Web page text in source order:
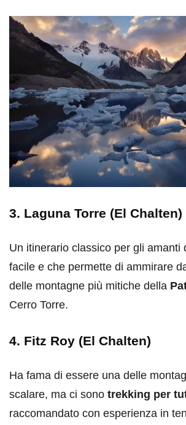
3. Laguna Torre (El Chalten)
Un itinerario classico per gli amanti
facile e che permette di ammirare
delle montagne più mitiche della
Cerro Torre.
4. Fitz Roy (El Chalten)
Ha fama di essere una delle
scalare, ma ci sono trekking per
raccomandato con esperienza in